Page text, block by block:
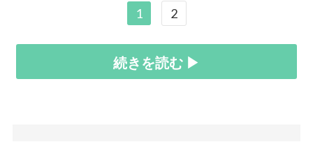
1 2
続きを読む ▶